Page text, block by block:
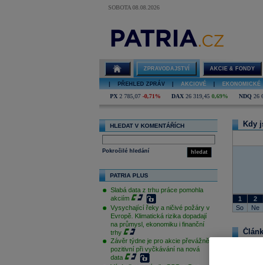
SOBOTA 08.08.2026
ZPRAVODAJSTVÍ AKCIE & FONDY
PŘEHLED ZPRÁV AKCIOVÉ EKONOMICKÉ
PX 2 785,07 -0,71% DAX 26 319,45 0,69% NDQ 26
HLEDAT V KOMENTÁŘÍCH
hledat
Pokročilé hledání
PATRIA PLUS
Slabá data z trhu práce pomohla
akciím
Vysychající řeky a ničivé požáry v
Evropě. Klimatická rizika dopadají
na průmysl, ekonomiku i finanční
trhy
Závěr týdne je pro akcie převážně
pozitivní při vyčkávání na nová
data
Kdy
1 2
So
Ne